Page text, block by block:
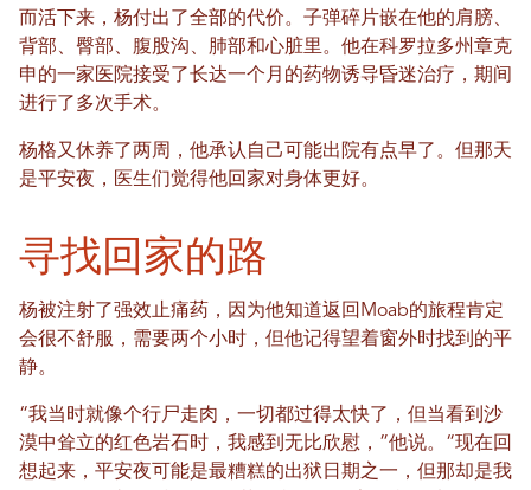
而活下来，杨付出了全部的代价。子弹碎片嵌在他的肩膀、
背部、臀部、腹股沟、肺部和心脏里。他在科罗拉多州章克
申的一家医院接受了长达一个月的药物诱导昏迷治疗，期间
进行了多次手术。
杨格又休养了两周，他承认自己可能出院有点早了。但那天
是平安夜，医生们觉得他回家对身体更好。
寻找回家的路
杨被注射了强效止痛药，因为他知道返回Moab的旅程肯定
会很不舒服，需要两个小时，但他记得望着窗外时找到的平
静。
“我当时就像个行尸走肉，一切都过得太快了，但当看到沙
漠中耸立的红色岩石时，我感到无比欣慰，”他说。“现在回
想起来，平安夜可能是最糟糕的出狱日期之一，但那却是我